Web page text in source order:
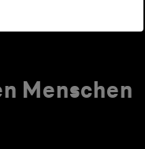
Menschen